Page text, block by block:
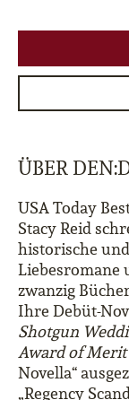
ÜBER
USA Today
Stacy Reid
historische
Liebesromane
zwanzig
Ihre Debüt-
Shotgun
Award of Merit
Novella“
„Regency